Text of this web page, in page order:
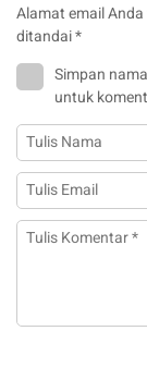
Alamat email
ditandai*
Simpan
untuk